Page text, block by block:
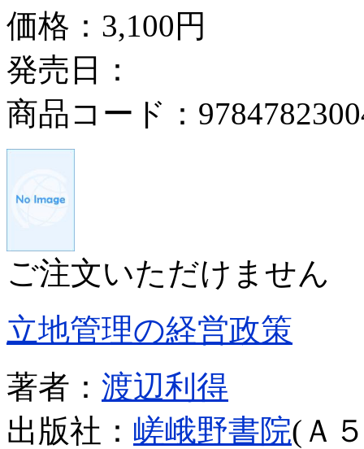
価格： 3,100円
発売日：
商品コード：
ご注文いただけません
立地管理の経営政策
著者： 渡辺利得
出版社： 嵯峨野書院(Ａ